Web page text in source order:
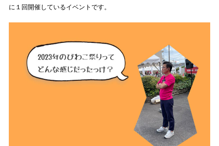
に１回開催しているイベントです。